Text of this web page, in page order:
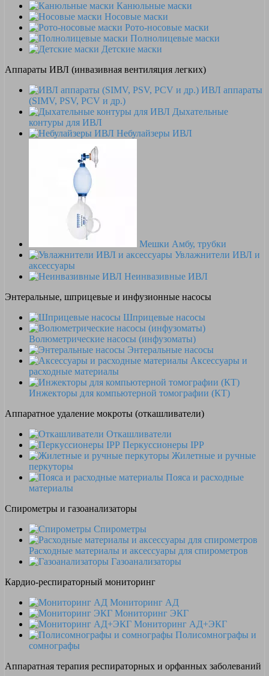
Канюльные маски
Носовые маски
Рото-носовые маски
Полнолицевые маски
Детские маски
Аппараты ИВЛ (инвазивная вентиляция легких)
ИВЛ аппараты
(SIMV, PSV, PCV и др.)
Дыхательные
контуры для ИВЛ
Небулайзеры ИВЛ
Мешки Амбу, трубки
Увлажнители ИВЛ и
аксессуары
Неинвазивные ИВЛ
Энтеральные, шприцевые и инфузионные насосы
Шприцевые насосы
Волюметрические насосы (инфузоматы)
Энтеральные насосы
Аксессуары и
расходные материалы
Инжекторы для компьютерной томографии (КТ)
Аппаратное удаление мокроты (откашливатели)
Откашливатели
Перкуссионеры IPP
Жилетные и ручные
перкуторы
Пояса и расходные
материалы
Спирометры и газоанализаторы
Спирометры
Расходные материалы и аксессуары для спирометров
Газоанализаторы
Кардио-респираторный мониторинг
Мониторинг АД
Мониторинг ЭКГ
Мониторинг АД+ЭКГ
Полисомнографы и
сомнографы
Аппаратная терапия респираторных и орфанных заболеваний